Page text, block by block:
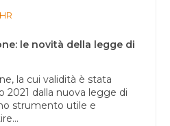
le novità della legge di
la cui validità è stata
2021 dalla nuova legge di
strumento utile e